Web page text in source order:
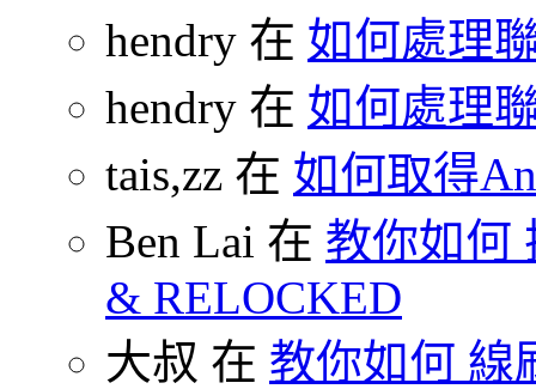
hendry 在 如何處理
hendry 在 如何處理
tais,zz 在 如何取得
Ben Lai 在 教你如何
& RELOCKED
大叔 在 教你如何 線